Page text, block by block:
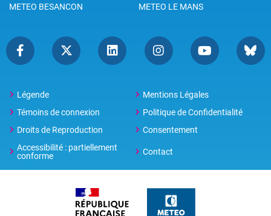
METEO BESANCON
METEO LE MANS
Légende
Mentions Légales
Témoins de connexion
Politique de Confidentialité
Droits de Reproduction
Consentement
Accessibilité : partiellement
conforme
Contact